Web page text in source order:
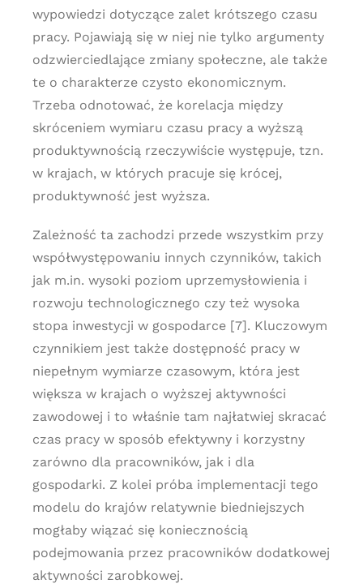
wypowiedzi dotyczące zalet krótszego czasu
pracy. Pojawiają się w niej nie tylko argumenty
odzwierciedlające zmiany społeczne, ale także
te o charakterze czysto ekonomicznym.
Trzeba odnotować, że korelacja między
skróceniem wymiaru czasu pracy a wyższą
produktywnością rzeczywiście występuje, tzn.
w krajach, w których pracuje się krócej,
produktywność jest wyższa.
Zależność ta zachodzi przede wszystkim przy
współwystępowaniu innych czynników, takich
jak m.in. wysoki poziom uprzemysłowienia i
rozwoju technologicznego czy też wysoka
stopa inwestycji w gospodarce [7]. Kluczowym
czynnikiem jest także dostępność pracy w
niepełnym wymiarze czasowym, która jest
większa w krajach o wyższej aktywności
zawodowej i to właśnie tam najłatwiej skracać
czas pracy w sposób efektywny i korzystny
zarówno dla pracowników, jak i dla
gospodarki. Z kolei próba implementacji tego
modelu do krajów relatywnie biedniejszych
mogłaby wiązać się koniecznością
podejmowania przez pracowników dodatkowej
aktywności zarobkowej.